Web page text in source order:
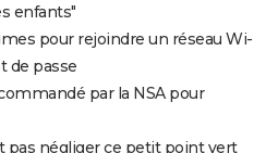
enfants"
pour rejoindre un réseau Wi-
de passe
par la NSA pour
pas négliger ce petit point vert